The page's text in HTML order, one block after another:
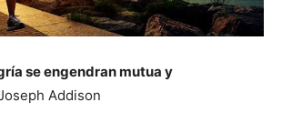
se engendran mutua y
Addison